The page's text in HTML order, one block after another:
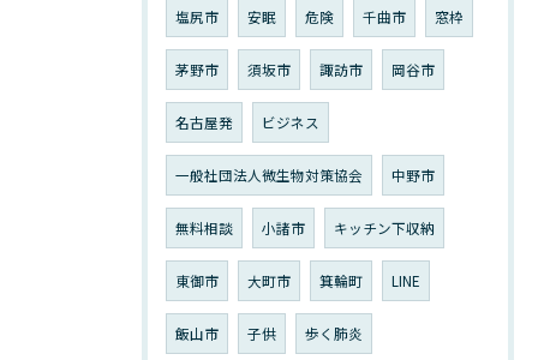
塩尻市 安眠 危険 千曲市 窓枠
茅野市 須坂市 諏訪市 岡谷市
名古屋発 ビジネス
一般社団法人微生物対策協会 中野市
無料相談 小諸市 キッチン下収納
東御市 大町市 箕輪町 LINE
飯山市 子供 歩く肺炎